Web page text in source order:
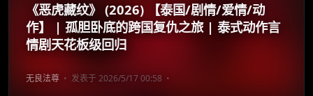
《恶虎藏纹》 (2026) 【泰国/剧情/爱情/动
作】 | 孤胆卧底的跨国复仇之旅 | 泰式动作言
情剧天花板级回归
无良法尊 发表于 2026/5/17 00:58